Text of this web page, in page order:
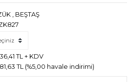
, BEŞTAŞ
TL + KDV
TL (%5,00 havale indirimi)